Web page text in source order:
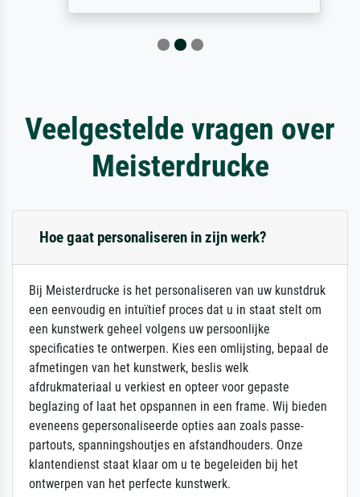
Veelgestelde vragen over
Meisterdrucke
Hoe gaat personaliseren in zijn werk?
Bij Meisterdrucke is het personaliseren van uw kunstdruk
een eenvoudig en intuïtief proces dat u in staat stelt om
een kunstwerk geheel volgens uw persoonlijke
specificaties te ontwerpen. Kies een omlijsting, bepaal de
afmetingen van het kunstwerk, beslis welk
afdrukmateriaal u verkiest en opteer voor gepaste
beglazing of laat het opspannen in een frame. Wij bieden
eveneens gepersonaliseerde opties aan zoals passe-
partouts, spanningshoutjes en afstandhouders. Onze
klantendienst staat klaar om u te begeleiden bij het
ontwerpen van het perfecte kunstwerk.